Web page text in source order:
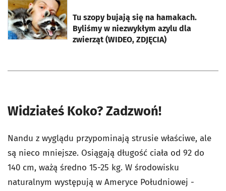
Tu szopy bujają się na hamakach.
Byliśmy w niezwykłym azylu dla
zwierząt (WIDEO, ZDJĘCIA)
otworzy się w nowej karcie
Widziałeś Koko? Zadzwoń!
Nandu z wyglądu przypominają strusie właściwe, ale
są nieco mniejsze. Osiągają długość ciała od 92 do
140 cm, ważą średno 15-25 kg. W środowisku
naturalnym występują w Ameryce Południowej -